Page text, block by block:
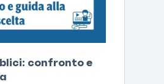
confronto e